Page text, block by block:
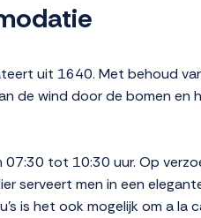
uit 1640. Met behoud
de wind door de bomen
tot 10:30 uur. Op
serveert men in een
is het ook mogelijk om a la